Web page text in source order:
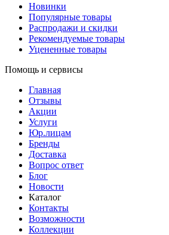
Новинки
Популярные товары
Распродажи и скидки
Рекомендуемые товары
Уцененные товары
Помощь и сервисы
Главная
Отзывы
Акции
Услуги
Юр.лицам
Бренды
Доставка
Вопрос ответ
Блог
Новости
Каталог
Контакты
Возможности
Коллекции